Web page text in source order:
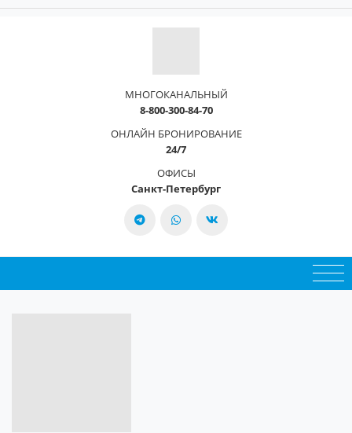
МНОГОКАНАЛЬНЫЙ
8-800-300-84-70
ОНЛАЙН БРОНИРОВАНИЕ
24/7
ОФИСЫ
Санкт-Петербург